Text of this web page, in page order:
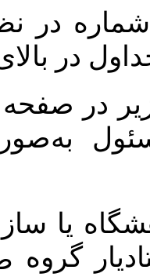
در
در
در صفحه
یا
گروه